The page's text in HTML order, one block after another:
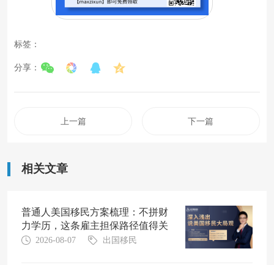
标签：
分享：
上一篇 下一篇
相关文章
普通人美国移民方案梳理：不拼财
力学历，这条雇主担保路径值得关
注 2026-08-07 出国移民